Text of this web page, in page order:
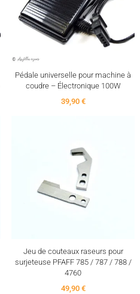
Pédale universelle pour machine à
coudre – Électronique 100W
39,90 €
Jeu de couteaux raseurs pour
surjeteuse PFAFF 785 / 787 / 788 /
4760
49,90 €